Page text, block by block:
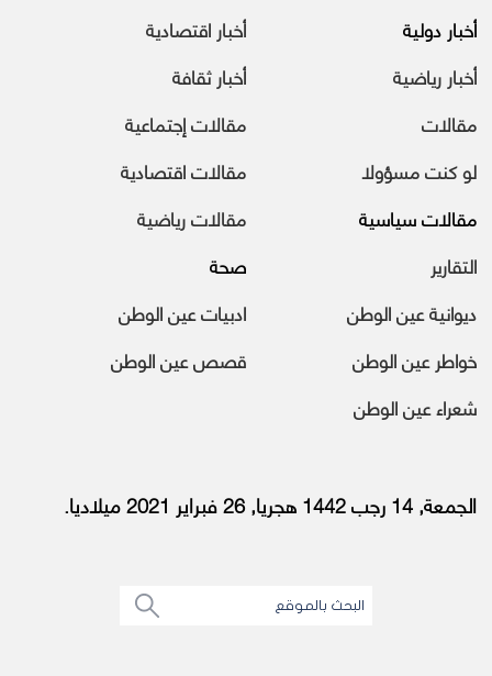
أخبار دولية
أخبار اقتصادية
أخبار رياضية
أخبار ثقافة
مقالات
مقالات إجتماعية
لو كنت مسؤولا
مقالات اقتصادية
مقالات سياسية
مقالات رياضية
التقارير
صحة
ديوانية عين الوطن
ادبيات عين الوطن
خواطر عين الوطن
قصص عين الوطن
شعراء عين الوطن
الجمعة, 14 رجب 1442 هجريا, 26 فبراير 2021 ميلاديا.